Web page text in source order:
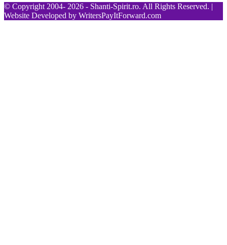
© Copyright 2004- 2026 - Shanti-Spirit.ro. All Rights Reserved. |
Website Developed by WritersPayItForward.com